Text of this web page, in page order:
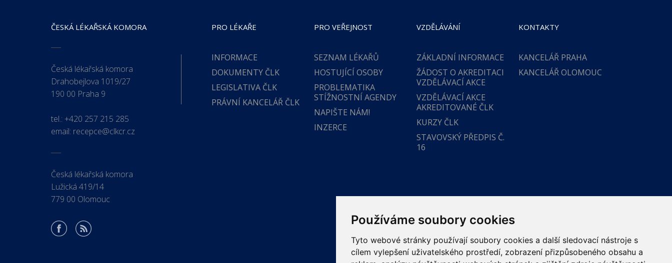
Používáme soubory cookies
Tyto webové stránky používají soubory cookies a další sledovací nástroje s
cílem vylepšení uživatelského prostředí, zobrazení přizpůsobeného obsahu a
ČESKÁ LÉKAŘSKÁ KOMORA
Česká lékařská komora
Drahobejlova 1019/27
190 00 Praha 9
tel.: +420 257 215 285
email: recepce@clkcr.cz
Česká lékařská komora
Lužická 419/14
779 00 Olomouc
PRO LÉKAŘE
INFORMACE
DOKUMENTY ČLK
LEGISLATIVA ČLK
PRÁVNÍ KANCELÁŘ ČLK
PRO VEŘEJNOST
SEZNAM LÉKAŘŮ
HOSTUJÍCÍ OSOBY
PROBLEMATIKA
STÍŽNOSTNÍ AGENDY
NAPIŠTE NÁM!
INZERCE
VZDĚLÁVÁNÍ
ZÁKLADNÍ INFORMACE
ŽÁDOST O AKREDITACI
VZDĚLÁVACÍ AKCE
VZDĚLÁVACÍ AKCE
AKREDITOVANÉ ČLK
KURZY ČLK
STAVOVSKÝ PŘEDPIS Č.
16
KONTAKTY
KANCELÁŘ PRAHA
KANCELÁŘ OLOMOUC